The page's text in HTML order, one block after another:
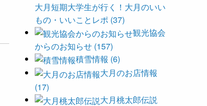
大月短期大学生が行く！大月のいい
もの・いいことレポ (37)
観光協会
からのお知らせ (157)
積雪情報 (6)
大月のお店情報
(17)
大月桃太郎伝説